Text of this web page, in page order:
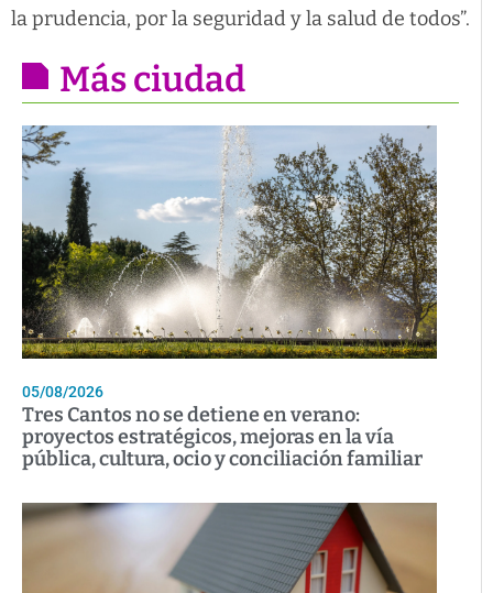
la prudencia, por la seguridad y la salud de todos”.
Más ciudad
05/08/2026
Tres Cantos no se detiene en verano:
proyectos estratégicos, mejoras en la vía
pública, cultura, ocio y conciliación familiar